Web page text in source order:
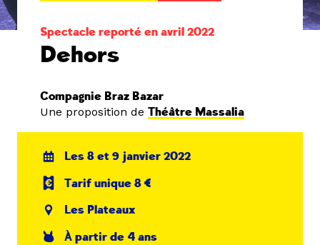
Spectacle reporté en avril 2022
Dehors
Compagnie Braz Bazar
Une proposition de Théâtre Massalia
Les 8 et 9 janvier 2022
Tarif unique 8 €
Les Plateaux
À partir de 4 ans